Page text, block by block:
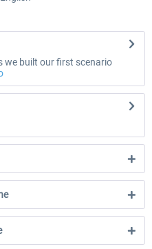
we built our first scenario